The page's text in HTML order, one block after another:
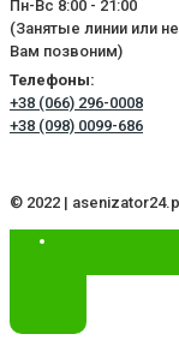
Пн-Вс 8:00 - 21:00
(Занятые линии или
Вам позвоним)
Телефоны:
+38 (066) 296-0008
+38 (098) 0099-686
© 2022 |